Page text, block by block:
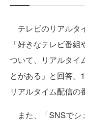
テレビのリアルタ
「好きなテレビ番
ついて、リアルタイ
とがある」と回答。
リアルタイム配信の
また、「SNSでシ